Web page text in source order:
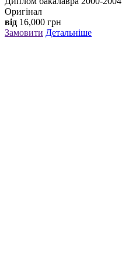
Оригінал
від 16,000 грн
Замовити Детальніше